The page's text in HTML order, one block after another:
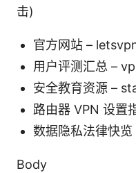
击)
官方网站 –
用户评测汇总 –
安全教育资源 –
路由器 VPN 设置
数据隐私法律快
Body